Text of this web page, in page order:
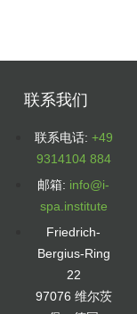
联系我们
联系电话: +49
9314104 884
邮箱: info@i-
spa.institute
Friedrich-
Bergius-Ring
22
97076 维尔茨